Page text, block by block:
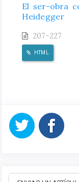
El ser-obra
Heidegger
207-227
HTML